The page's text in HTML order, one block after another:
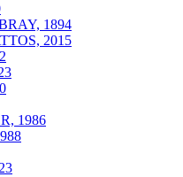
1894
2015
1986